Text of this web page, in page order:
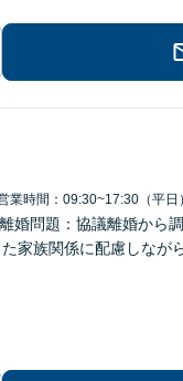
業時間：09:30~17:30（平日）
婚問題：協議離婚から
家族関係に配慮しな